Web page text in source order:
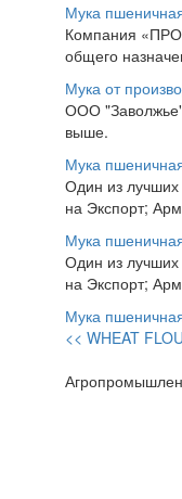
Мука
Компания
общего
Мука от
ООО
выше.
Мука
Один из лучших
на Экспорт;
Мука
Один из лучших
на Экспорт;
Мука
<< WHEAT